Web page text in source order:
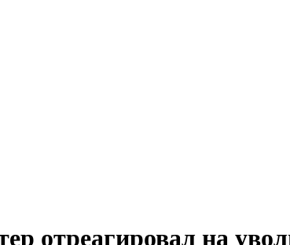
отреагировал на